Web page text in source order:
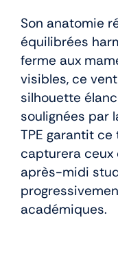
Son anatomie
équilibrées
ferme aux
visibles, ce
silhouette
soulignées par
TPE garantit
capturera
après-midi
académiques.